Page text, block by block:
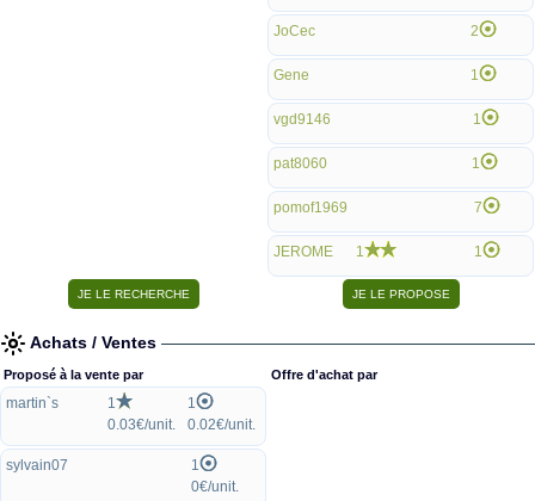
JoCec 2
Gene 1
vgd9146 1
pat8060 1
pomof1969 7
JEROME 1 1
Achats / Ventes
Proposé à la vente par
martin`s
1
0.03€/unit.
1
0.02€/unit.
sylvain07
1
0€/unit.
Offre d'achat par